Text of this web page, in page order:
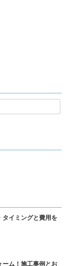
タイミングと費用を
ーム！施工事例とお